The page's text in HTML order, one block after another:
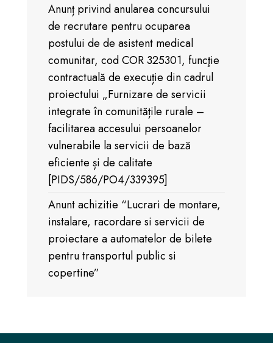
Anunț privind anularea concursului
de recrutare pentru ocuparea
postului de de asistent medical
comunitar, cod COR 325301, funcţie
contractuală de execuție din cadrul
proiectului „Furnizare de servicii
integrate în comunitățile rurale –
facilitarea accesului persoanelor
vulnerabile la servicii de bază
eficiente și de calitate
[PIDS/586/PO4/339395]
Anunt achizitie “Lucrari de montare,
instalare, racordare si servicii de
proiectare a automatelor de bilete
pentru transportul public si
copertine”